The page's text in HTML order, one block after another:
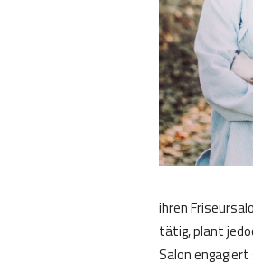
ihren
tätig, plant
Salon